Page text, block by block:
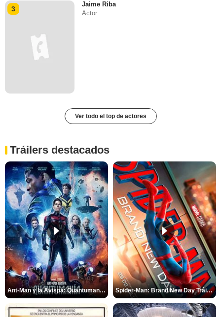
3
Jaime Riba
Actor
Ver todo el top de actores
Tráilers destacados
Ant-Man y la Avispa: Quantumanía Tráiler (2) Spider-Man: Brand New Day Tráiler (3)